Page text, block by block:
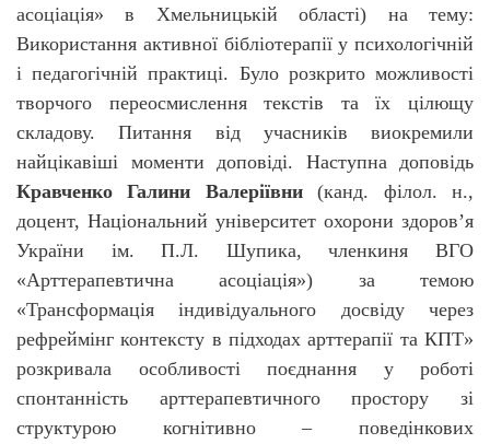
асоціація» в Хмельницькій області) на тему:
Використання активної бібліотерапії у психологічній
і педагогічній практиці. Було розкрито можливості
творчого переосмислення текстів та їх цілющу
складову. Питання від учасників виокремили
найцікавіші моменти доповіді. Наступна доповідь
КравченкоГалини Валеріївни(канд. філол. н.,
доцент, Національний університет охорони здоров’я
України ім. П.Л. Шупика, членкиня ВГО
«Арттерапевтична асоціація») за темою
«Трансформація індивідуального досвіду через
рефреймінг контексту в підходах арттерапії та КПТ»
розкривала особливості поєднання у роботі
спонтанність арттерапевтичного простору зі
структурою когнітивно – поведінкових